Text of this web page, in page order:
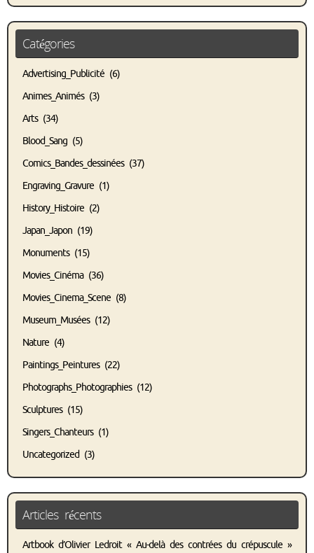
Catégories
Advertising_Publicité (6)
Animes_Animés(3)
Arts(34)
Blood_Sang (5)
Comics_Bandes_dessinées(37)
Engraving_Gravure (1)
History_Histoire (2)
Japan_Japon (19)
Monuments(15)
Movies_Cinéma(36)
Movies_Cinema_Scene (8)
Museum_Musées(12)
Nature (4)
Paintings_Peintures(22)
Photographs_Photographies(12)
Sculptures(15)
Singers_Chanteurs(1)
Uncategorized (3)
Articles récents
Artbook d’Olivier Ledroit « Au-delà des contrées du crépuscule »